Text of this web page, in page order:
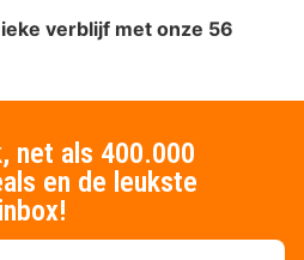
verblijf met onze 56
net als 400.000
en de leukste